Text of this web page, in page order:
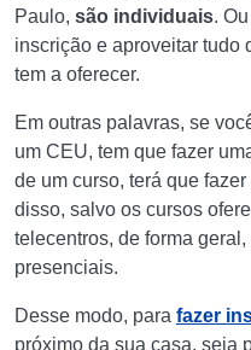
Paulo, são individuais.
inscrição e aproveitar tudo
tem a oferecer.
Em outras palavras, se
um CEU, tem que fazer
de um curso, terá que
disso, salvo os cursos
telecentros, de forma
presenciais.
Desse modo, para fazer
próximo da sua casa, seja